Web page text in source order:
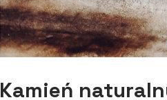
Kamień